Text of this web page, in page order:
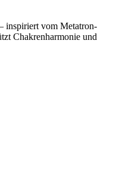
inspiriert vom Metatron-
Chakrenharmonie und